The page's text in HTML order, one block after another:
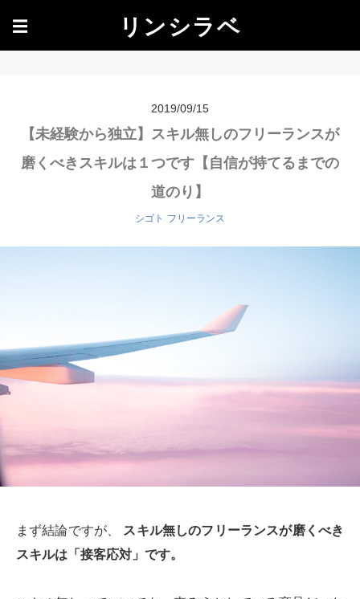
☰ リンシラベ
2019/09/15
【未経験から独立】スキル無しのフリーランスが
磨くべきスキルは１つです【自信が持てるまでの
道のり】
シゴト フリーランス
まず結論ですが、 スキル無しのフリーランスが磨くべき
スキルは「接客応対」です。